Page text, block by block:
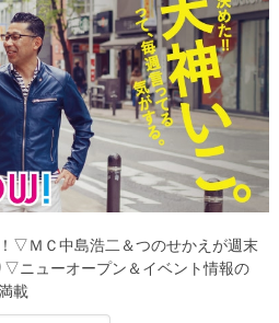
▽ＭＣ中島浩二＆つのせかえが週末
▽ニューオープン＆イベント情報の
載